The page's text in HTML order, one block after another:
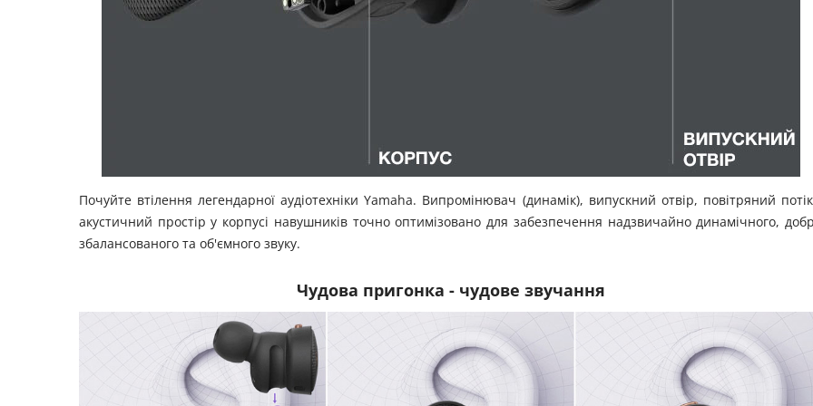
Почуйте втілення легендарної аудіотехніки Yamaha. Випромінювач (динамік), випускний отвір, повітряний
акустичний простір у корпусі навушників точно оптимізовано для забезпечення надзвичайно динамічного,
збалансованого та об'ємного звуку.
Чудова пригонка - чудове звучання